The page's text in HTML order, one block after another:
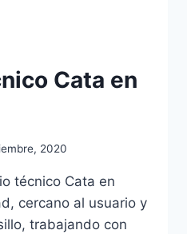
Cata en
2020
técnico Cata en
cercano al usuario y
trabajando con